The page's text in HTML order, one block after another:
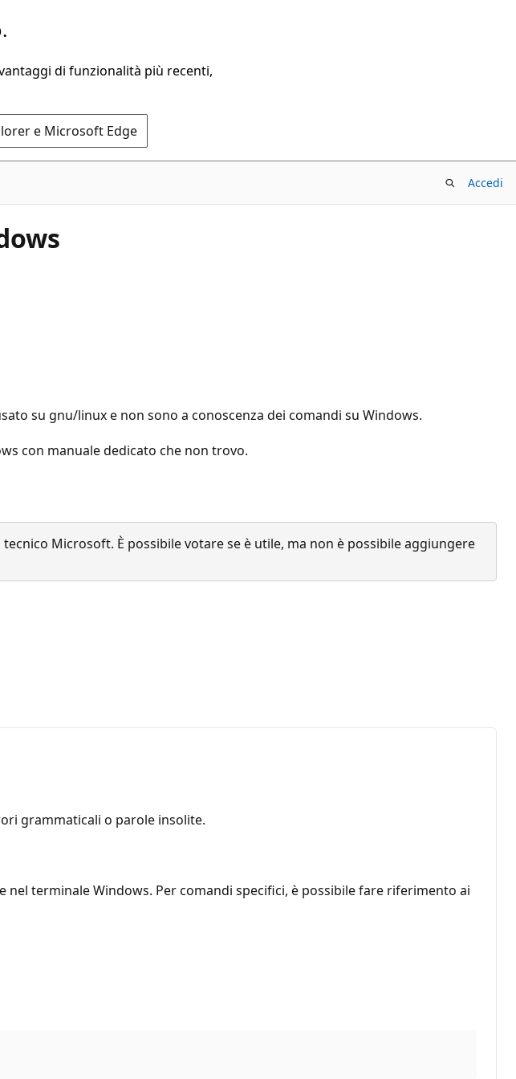
di funzionalità più recenti,
e Microsoft Edge
Accedi
su gnu/linux e non sono a conoscenza dei comandi su Windows.
con manuale dedicato che non trovo.
Microsoft. È possibile votare se è utile, ma non è possibile aggiungere
grammaticali o parole insolite.
nel terminale Windows. Per comandi specifici, è possibile fare riferimento ai